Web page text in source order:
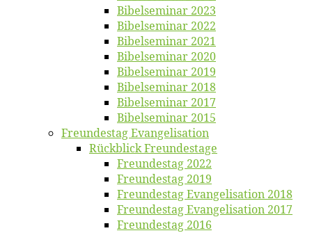
Bi­bel­se­mi­nar 2023
Bi­bel­se­mi­nar 2022
Bi­bel­se­mi­nar 2021
Bi­bel­se­mi­nar 2020
Bi­bel­se­mi­nar 2019
Bi­bel­se­mi­nar 2018
Bibelsemi­nar 2017
Bibelsemi­nar 2015
Freun­des­tag Evangelisation
Rück­blick Freundestage
Freun­des­tag 2022
Freun­des­tag 2019
Freun­des­tag Evan­ge­li­sa­ti­on 2018
Freun­des­tag Evan­ge­li­sa­ti­on 2017
Freun­des­tag 2016